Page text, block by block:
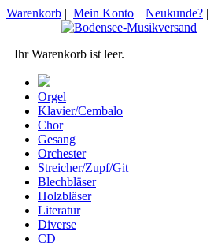
Warenkorb | Mein Konto | Neukunde? |
Ihr Warenkorb ist leer.
Orgel
Klavier/Cembalo
Chor
Gesang
Orchester
Streicher/Zupf/Git
Blechbläser
Holzbläser
Literatur
Diverse
CD